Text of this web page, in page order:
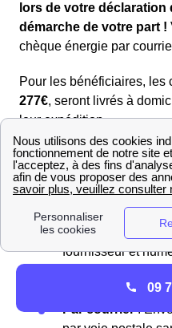
lors de votre
démarche de votre part !
chèque énergie par
Pour les bénéficiaires, les
277€, seront livrés à
leur expédition.
En ligne : Visitez
saisissez le
dans la case “Nul
case pour révéler
les détails de votre
fournisseur et
Par courrier:
09